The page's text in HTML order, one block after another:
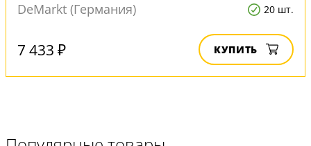
DeMarkt (Германия) 20 шт.
7 433 ₽ КУПИТЬ